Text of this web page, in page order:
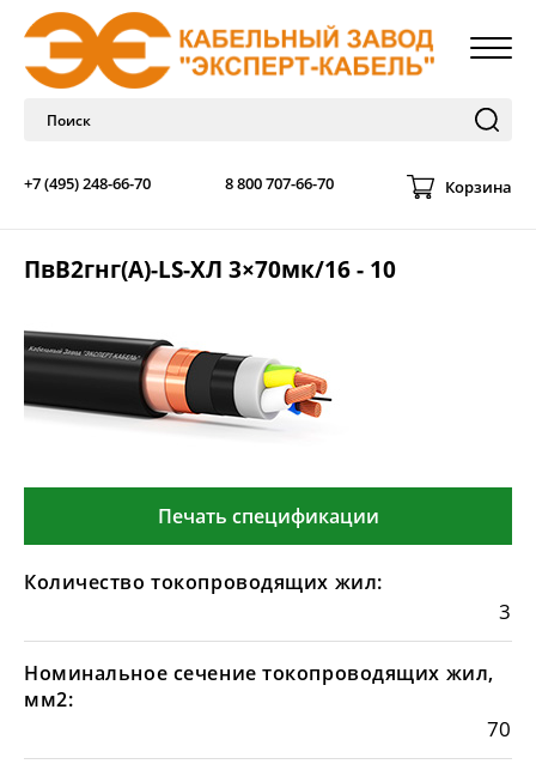
+7 (495) 248-66-70 8 800 707-66-70 Корзина
ПвВ2гнг(А)-LS-ХЛ 3×70мк/16 - 10
Печать спецификации
Количество токопроводящих жил:
3
Номинальное сечение токопроводящих жил,
мм2:
70